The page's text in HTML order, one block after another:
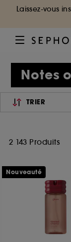
Laissez-vous
Notes
TRIER
2 143 Produits
Nouveauté